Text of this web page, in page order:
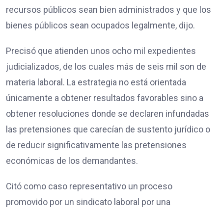
recursos públicos sean bien administrados y que los
bienes públicos sean ocupados legalmente, dijo.
Precisó que atienden unos ocho mil expedientes
judicializados, de los cuales más de seis mil son de
materia laboral. La estrategia no está orientada
únicamente a obtener resultados favorables sino a
obtener resoluciones donde se declaren infundadas
las pretensiones que carecían de sustento jurídico o
de reducir significativamente las pretensiones
económicas de los demandantes.
Citó como caso representativo un proceso
promovido por un sindicato laboral por una